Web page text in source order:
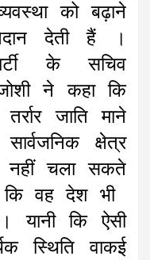
को बढ़ाने
देती हैं ।
के सचिव
ने कहा कि
जाति माने
क्षेत्र
नहीं चला सकते
वह देश भी
कि ऐसी
स्थिति वाकई